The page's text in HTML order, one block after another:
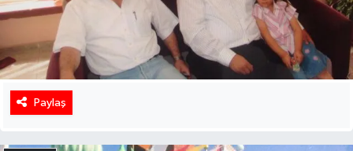
Paylaş